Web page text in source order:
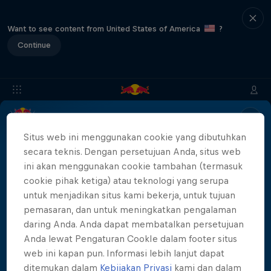
Want to see content from United States of America
?
Continue
Location Results Recap FAQs
Partner
More than a Dive
Situs web ini menggunakan cookie yang dibutuhkan
secara teknis. Dengan persetujuan Anda, situs web
ini akan menggunakan cookie tambahan (termasuk
cookie pihak ketiga) atau teknologi yang serupa
untuk menjadikan situs kami bekerja, untuk tujuan
pemasaran, dan untuk meningkatkan pengalaman
daring Anda. Anda dapat membatalkan persetujuan
Anda lewat Pengaturan CookIe dalam footer situs
web ini kapan pun. Informasi lebih lanjut dapat
ditemukan dalam Kebijakan Privasi kami dan dalam